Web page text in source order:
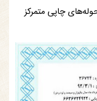
چاپی متمرکز